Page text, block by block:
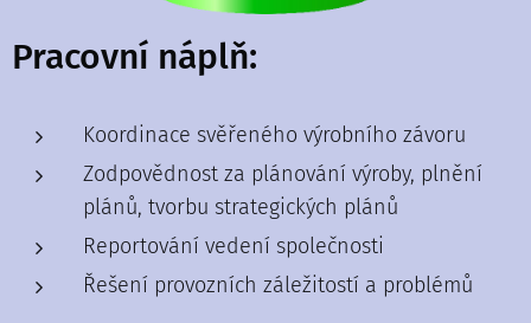
Pracovní náplň:
Koordinace svěřeného výrobního závoru
Zodpovědnost za plánování výroby, plnění
plánů, tvorbu strategických plánů
Reportování vedení společnosti
Řešení provozních záležitostí a problémů